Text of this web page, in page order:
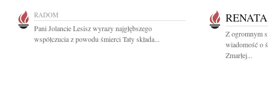
RADOM
Pani Jolancie Lesisz wyrazy najgłębszego
współczucia z powodu śmierci Taty składa...
Z ogromnym
wiadomość o
Zmarłej...